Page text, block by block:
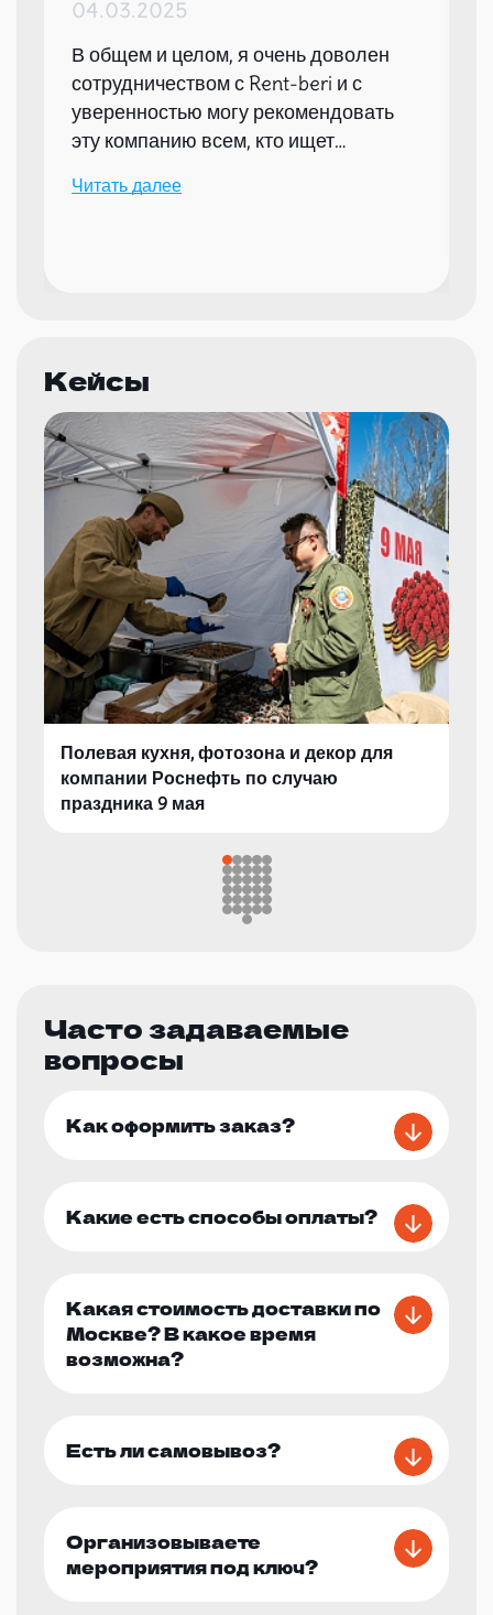
04.03.2025
В общем и целом, я очень доволен
сотрудничеством с Rent-beri и с
уверенностью могу рекомендовать
эту компанию всем, кто ищет
мероприятий.
Читать далее
Кейсы
Полевая кухня, фотозона и декор для
компании Роснефть по случаю
праздника 9 мая
Часто задаваемые
вопросы
Как оформить заказ?
Какие есть способы оплаты?
Какая стоимость доставки по
Москве? В какое время
возможна?
Есть ли самовывоз?
Организовываете
мероприятия под ключ?